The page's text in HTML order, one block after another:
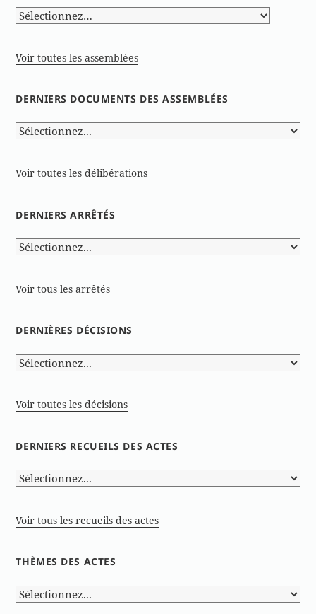
Voir toutes les assemblées
DERNIERS DOCUMENTS DES ASSEMBLÉES
Voir toutes les délibérations
DERNIERS ARRÊTÉS
Voir tous les arrêtés
DERNIÈRES DÉCISIONS
Voir toutes les décisions
DERNIERS RECUEILS DES ACTES
Voir tous les recueils des actes
THÈMES DES ACTES